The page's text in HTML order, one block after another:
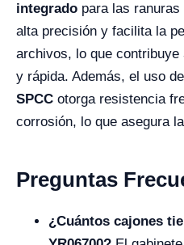
integrado para las
alta precisión y facilita la
archivos, lo que
y rápida. Además, el uso de
SPCC otorga resistencia
corrosión, lo que asegura
Preguntas
¿Cuántos cajones